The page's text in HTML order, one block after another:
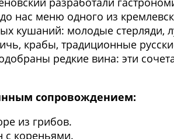
нас меню одного из
кушаний: молодые
крабы, традиционные
редкие вина: эти
сопровождением:
из грибов.
с кореньями.